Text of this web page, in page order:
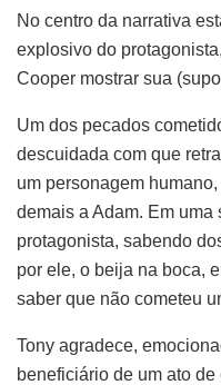
No centro da narrativa
explosivo do
Cooper mostrar sua
Um dos pecados
descuidada com que
um personagem
demais a Adam. Em
protagonista, sabendo
por ele, o beija na boca,
saber que não cometeu
Tony agradece,
beneficiário de um ato